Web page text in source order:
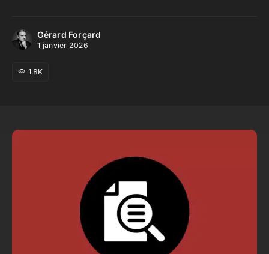
Gérard Forçard
1 janvier 2026
1.8K